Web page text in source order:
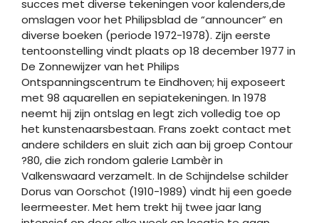
succes met diverse tekeningen voor kalenders,de
omslagen voor het Philipsblad de “announcer” en
diverse boeken (periode 1972-1978). Zijn eerste
tentoonstelling vindt plaats op 18 december 1977 in
De Zonnewijzer van het Philips
Ontspanningscentrum te Eindhoven; hij exposeert
met 98 aquarellen en sepiatekeningen. In 1978
neemt hij zijn ontslag en legt zich volledig toe op
het kunstenaarsbestaan. Frans zoekt contact met
andere schilders en sluit zich aan bij groep Contour
?80, die zich rondom galerie Lambèr in
Valkenswaard verzamelt. In de Schijndelse schilder
Dorus van Oorschot (1910-1989) vindt hij een goede
leermeester. Met hem trekt hij twee jaar lang